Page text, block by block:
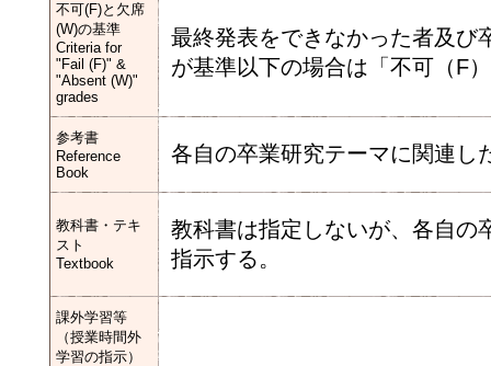
不可(F)と欠席
(W)の基準
Criteria for
"Fail (F)" &
"Absent (W)"
grades
最終発表をできなかった者及び
が基準以下の場合は「不可（F
参考書
Reference
Book
各自の卒業研究テーマに関連し
教科書・テキ
スト
Textbook
教科書は指定しないが、各自の
指示する。
課外学習等
（授業時間外
学習の指示）